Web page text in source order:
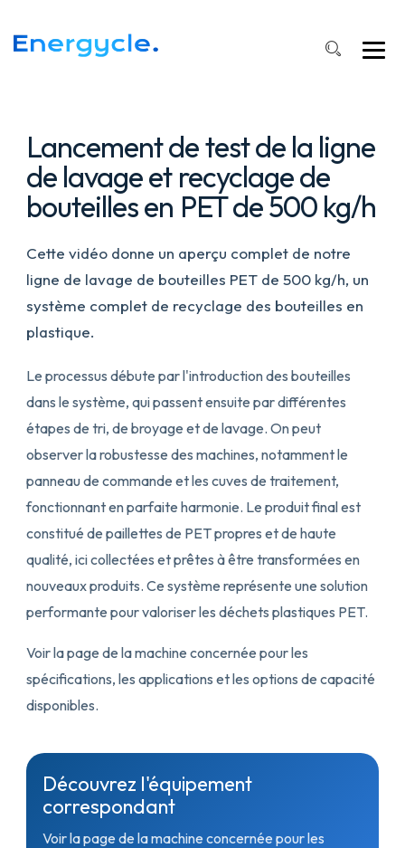
PET
de
Lancement de test de la ligne
de lavage et recyclage de
bouteilles en PET de 500 kg/h
Cette vidéo donne un aperçu complet de notre
ligne de lavage de bouteilles PET de 500 kg/h, un
système complet de recyclage des bouteilles en
plastique.
Le processus débute par l'introduction des bouteilles
dans le système, qui passent ensuite par différentes
étapes de tri, de broyage et de lavage. On peut
observer la robustesse des machines, notamment le
panneau de commande et les cuves de traitement,
fonctionnant en parfaite harmonie. Le produit final est
constitué de paillettes de PET propres et de haute
qualité, ici collectées et prêtes à être transformées en
nouveaux produits. Ce système représente une solution
performante pour valoriser les déchets plastiques PET.
Voir la page de la machine concernée pour les
spécifications, les applications et les options de capacité
disponibles.
Découvrez l'équipement
correspondant
Voir la page de la machine concernée pour les